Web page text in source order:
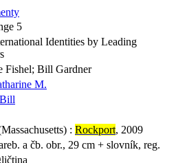
5
Identities by Leading
Fishel; Bill Gardner
M.
: Rockport, 2009
a čb. obr., 29 cm + slovník, reg.